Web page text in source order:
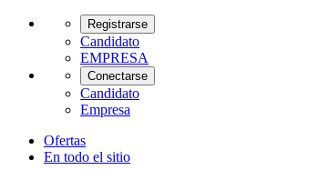
Registrarse
Candidato
EMPRESA
Conectarse
Candidato
Empresa
Ofertas
En todo el sitio